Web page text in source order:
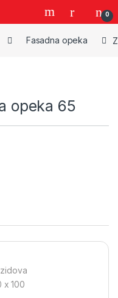
0
Fasadna opeka
opeka 65
x 100